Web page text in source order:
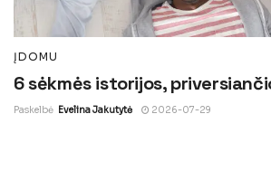
ĮDOMU
6 sėkmės istorijos,
Paskelbė Evelina Jakutytė 2026-07-29